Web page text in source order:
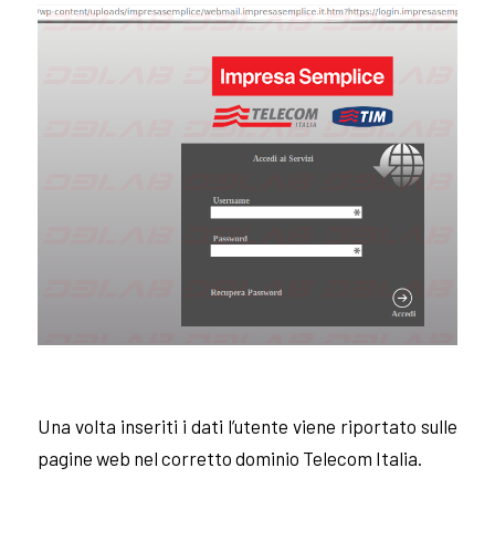
Una volta inseriti i dati l’utente viene riportato sulle
pagine web nel corretto dominio Telecom Italia.